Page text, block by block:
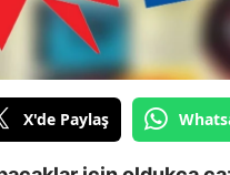
X'de Paylaş